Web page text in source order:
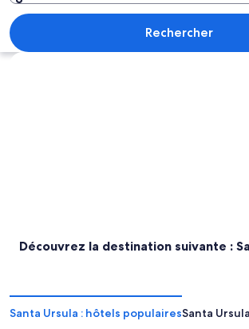
Un coucher
Rechercher
Explorer la carte
Découvrez la destination suivante :
Santa Ursula : hôtels populairesSanta